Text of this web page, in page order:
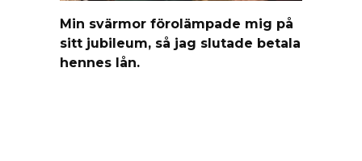
Min svärmor förolämpade mig på
sitt jubileum, så jag slutade betala
hennes lån.